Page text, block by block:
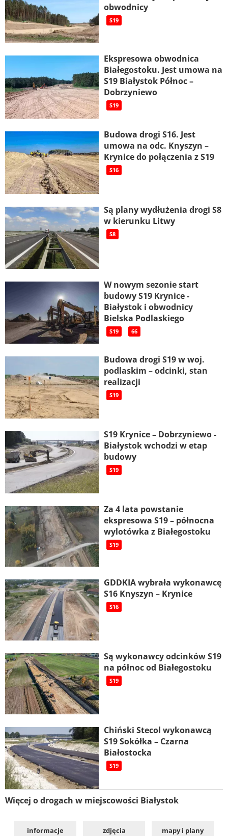
obwodnicy
S19
Ekspresowa obwodnica
Białegostoku. Jest umowa na
S19 Białystok Północ –
Dobrzyniewo
S19
Budowa drogi S16. Jest
umowa na odc. Knyszyn –
Krynice do połączenia z S19
S16
Są plany wydłużenia drogi S8
w kierunku Litwy
S8
W nowym sezonie start
budowy S19 Krynice -
Białystok i obwodnicy
Bielska Podlaskiego
S19 66
Budowa drogi S19 w woj.
podlaskim – odcinki, stan
realizacji
S19
S19 Krynice – Dobrzyniewo -
Białystok wchodzi w etap
budowy
S19
Za 4 lata powstanie
ekspresowa S19 – północna
wylotówka z Białegostoku
S19
GDDKIA wybrała wykonawcę
S16 Knyszyn – Krynice
S16
Są wykonawcy odcinków S19
na północ od Białegostoku
S19
Chiński Stecol wykonawcą
S19 Sokółka – Czarna
Białostocka
S19
Więcej o drogach w miejscowości Białystok
informacje zdjęcia mapy i plany